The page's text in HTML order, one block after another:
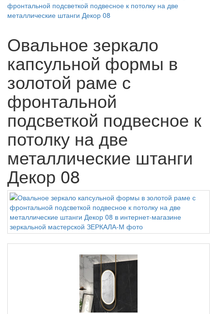
фронтальной подсветкой подвесное к потолку на две
металлические штанги Декор 08
Овальное зеркало
капсульной формы в
золотой раме с
фронтальной
подсветкой подвесное к
потолку на две
металлические штанги
Декор 08